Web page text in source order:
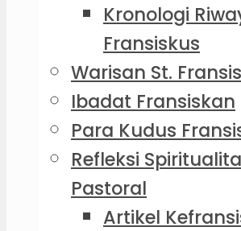
Kronologi
Fransiskus
Warisan St.
Ibadat Fransiskan
Para Kudus
Refleksi
Pastoral
Artikel